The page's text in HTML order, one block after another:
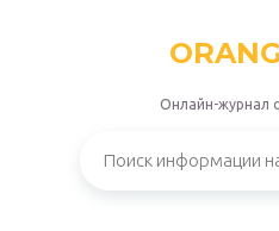
Онлайн-журнал